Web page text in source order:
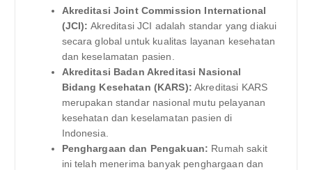
Akreditasi Joint Commission International
(JCI): Akreditasi JCI adalah standar yang diakui
secara global untuk kualitas layanan kesehatan
dan keselamatan pasien.
Akreditasi Badan Akreditasi Nasional
Bidang Kesehatan (KARS): Akreditasi KARS
merupakan standar nasional mutu pelayanan
kesehatan dan keselamatan pasien di
Indonesia.
Penghargaan dan Pengakuan: Rumah sakit
ini telah menerima banyak penghargaan dan